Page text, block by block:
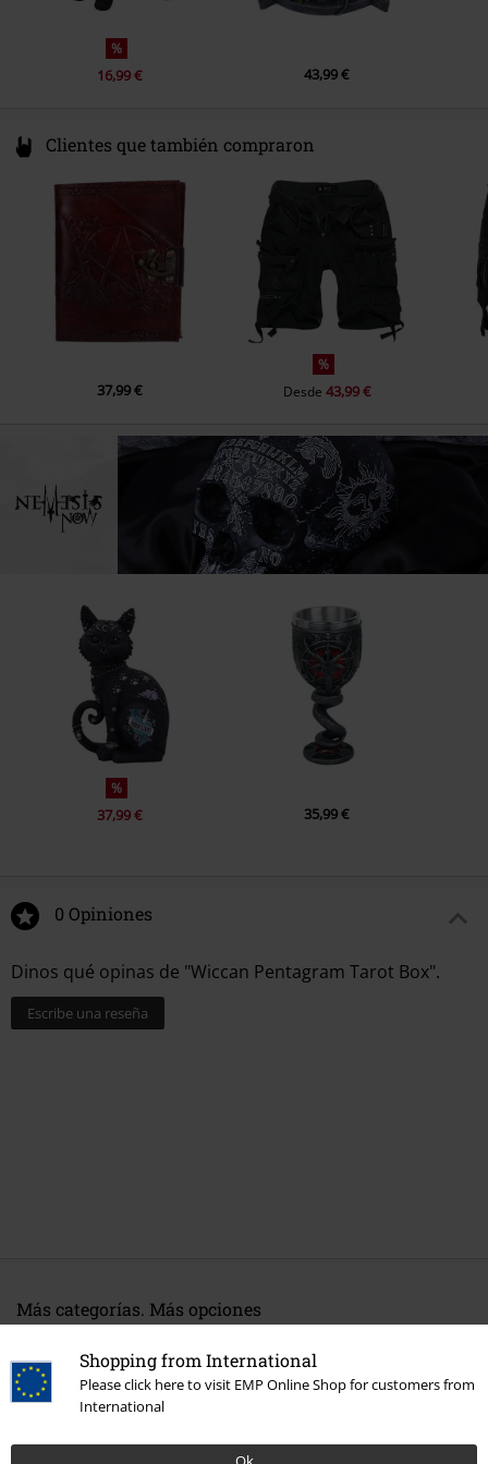
Shopping from International
Please click here to visit EMP Online Shop for customers from
International
%
16,99 € 43,99 €
Clientes que también compraron
37,99 €
%
Desde 43,99 €
%
37,99 € 35,99 €
0 Opiniones
Dinos qué opinas de "Wiccan Pentagram Tarot Box".
Escribe una reseña
Más categorías. Más opciones
Entretenimiento Collectibles